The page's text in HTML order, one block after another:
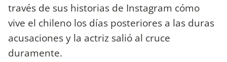
través de sus historias de Instagram cómo
vive el chileno los días posteriores a las duras
acusaciones y la actriz salió al cruce
duramente.